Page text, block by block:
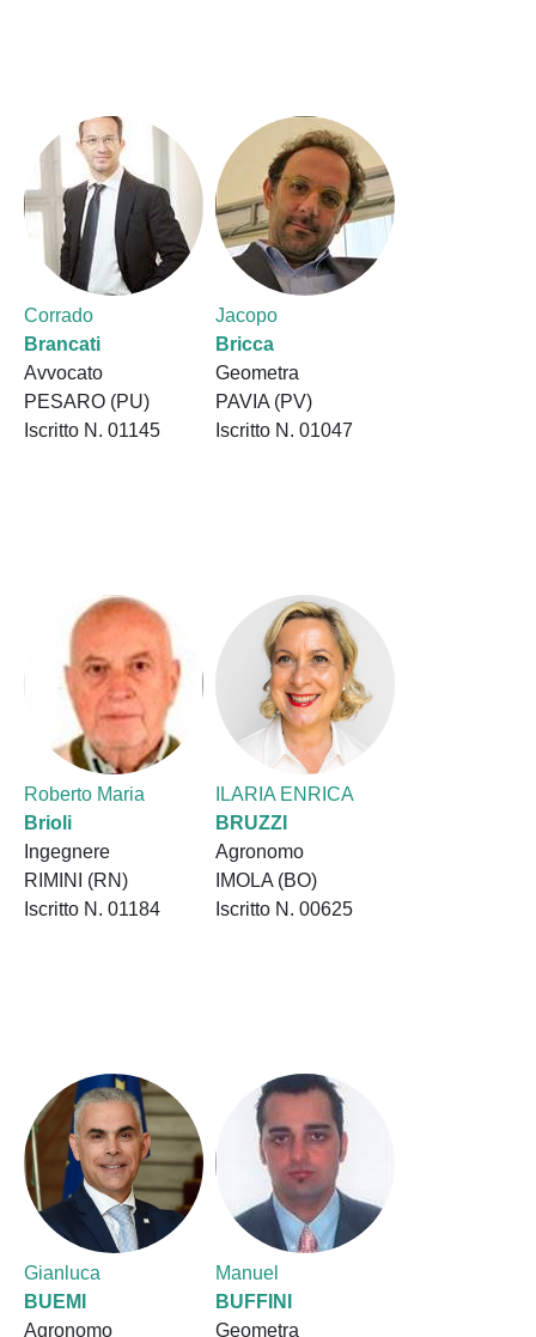
Corrado
Brancati
Avvocato
PESARO (PU)
Iscritto N. 01145
Jacopo
Bricca
Geometra
PAVIA (PV)
Iscritto N. 01047
Roberto Maria
Brioli
Ingegnere
RIMINI (RN)
Iscritto N. 01184
ILARIA ENRICA
BRUZZI
Agronomo
IMOLA (BO)
Iscritto N. 00625
Gianluca
BUEMI
Agronomo
Manuel
BUFFINI
Geometra